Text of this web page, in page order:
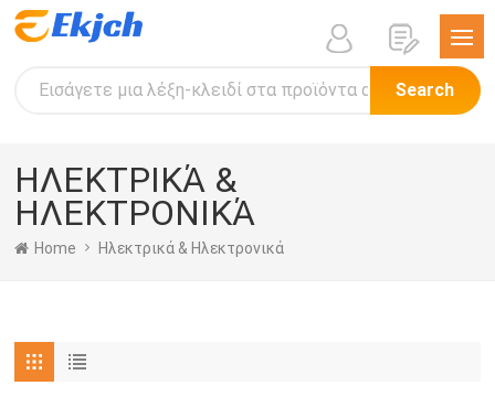
Search
ΗΛΕΚΤΡΙΚΆ &
ΗΛΕΚΤΡΟΝΙΚΆ
Home Ηλεκτρικά & Ηλεκτρονικά